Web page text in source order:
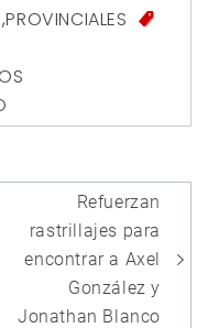
,PROVINCIALES
Refuerzan
rastrillajes para
encontrar a Axel
González y
Jonathan Blanco